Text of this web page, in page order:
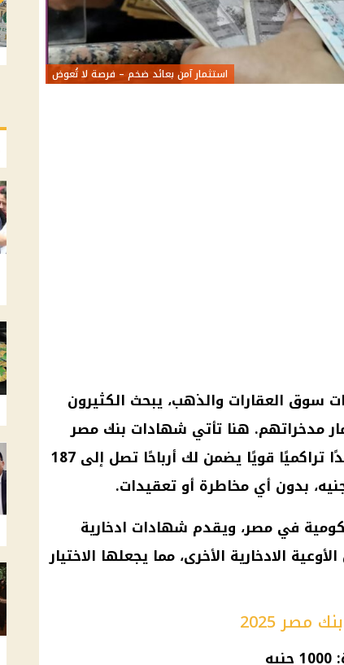
استثمار آمن بعائد ضخم – فرصة لا تُعوض
سوق العقارات والذهب، يبحث الكثيرون
مدخراتهم. هنا تأتي شهادات بنك مصر
2025 كأفضل حل، حيث تمنحك عائدًا تراكميًا قويًا يضمن لك أرباحًا تصل إلى 187
في مصر، ويقدم شهادات ادخارية
الادخارية الأخرى، مما يجعلها الاختيار
2025